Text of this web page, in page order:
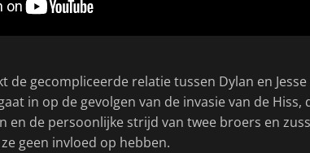
de gecompliceerde relatie tussen Dylan en
in op de gevolgen van de invasie van de
en de persoonlijke strijd van twee broers en
geen invloed op hebben.